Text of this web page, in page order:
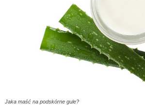
Jaka maść na podskórne gule?